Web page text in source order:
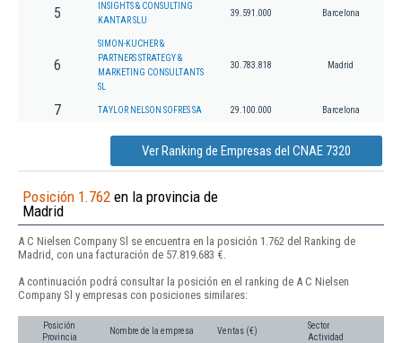
5
INSIGHTS & CONSULTING
KANTAR SLU
39.591.000 Barcelona
6
SIMON-KUCHER &
PARTNERS STRATEGY &
MARKETING CONSULTANTS
SL
30.783.818 Madrid
7 TAYLOR NELSON SOFRES SA 29.100.000 Barcelona
Ver Ranking de Empresas del CNAE 7320
Posición 1.762 en la provincia de
Madrid
A C Nielsen Company Sl se encuentra en la posición 1.762 del Ranking de
Madrid, con una facturación de 57.819.683 €.
A continuación podrá consultar la posición en el ranking de A C Nielsen
Company Sl y empresas con posiciones similares:
Posición
Provincia
Nombre de la empresa Ventas (€)
Sector
Actividad